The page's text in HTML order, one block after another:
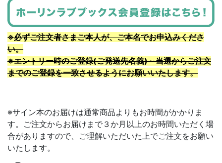
※必ずご注文者さまご本人が、ご本名でお申込みくださ
い。
※エントリー時のご登録(ご発送先名義)～当選からご注文
までのご登録を一致させるようにお願いいたします。
※サイン本のお届けは通常商品よりもお時間がかかりま
す。ご注文からお届けまで３か月以上のお時間いただく場
合がありますので、ご理解いただいた上でご注文をお願い
いたします。